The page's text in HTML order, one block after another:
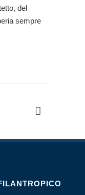
del
sempre